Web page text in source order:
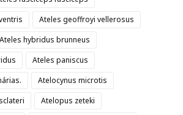
Ateles geoffroyi vellerosus
Ateles hybridus brunneus
Ateles paniscus
Atelocynus microtis
Atelopus zeteki